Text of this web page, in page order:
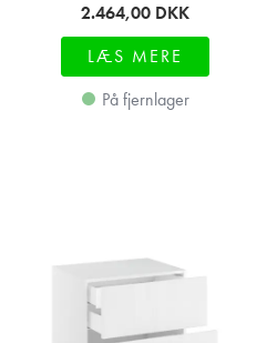
2.464,00 DKK
LÆS MERE
På fjernlager